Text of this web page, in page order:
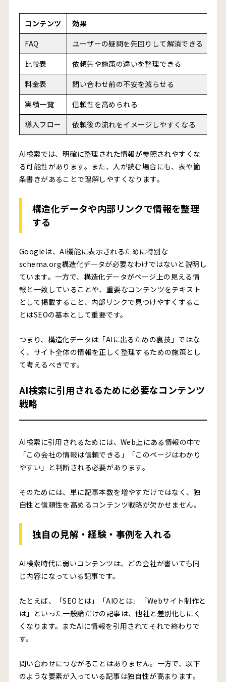
コンテンツ
効果
FAQ
ユーザーの疑問を先回りして解消できる
比較表
依頼先や施策の違いを整理できる
料金表
問い合わせ前の不安を減らせる
実績一覧
信頼性を高められる
導入フロー
依頼後の流れをイメージしやすくなる
AI検索では、明確に整理された情報が参照されやすくな
る可能性があります。また、人が読む場合にも、表や箇
条書きがあることで理解しやすくなります。
構造化データや内部リンクで情報を整理
する
Googleは、AI機能に表示されるために特別な
schema.org構造化データが必要なわけではないと説明し
ています。一方で、構造化データがページ上の見える情
報と一致していることや、重要なコンテンツをテキスト
として掲載すること、内部リンクで見つけやすくするこ
とはSEOの基本として重要です。
つまり、構造化データは「AIに出るための裏技」ではな
く、サイト全体の情報を正しく整理するための施策とし
て考えるべきです。
AI検索に引用されるために必要なコンテンツ
戦略
AI検索に引用されるためには、Web上にある情報の中で
「この会社の情報は信頼できる」「このページはわかり
やすい」と判断される必要があります。
そのためには、単に記事本数を増やすだけではなく、独
自性と信頼性を高めるコンテンツ戦略が欠かせません。
独自の見解・経験・事例を入れる
AI検索時代に弱いコンテンツは、どの会社が書いても同
じ内容になっている記事です。
たとえば、「SEOとは」「AIOとは」「Webサイト制作と
は」といった一般論だけの記事は、他社と差別化しにく
くなります。またAIに情報を引用されてそれで終わりで
す。
問い合わせにつながることはありません。一方で、以下
のような要素が入っている記事は独自性が高まります。